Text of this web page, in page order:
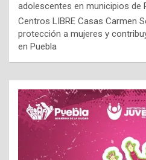
adolescentes en municipios de
Centros LIBRE Casas Carmen
protección a mujeres y
en Puebla